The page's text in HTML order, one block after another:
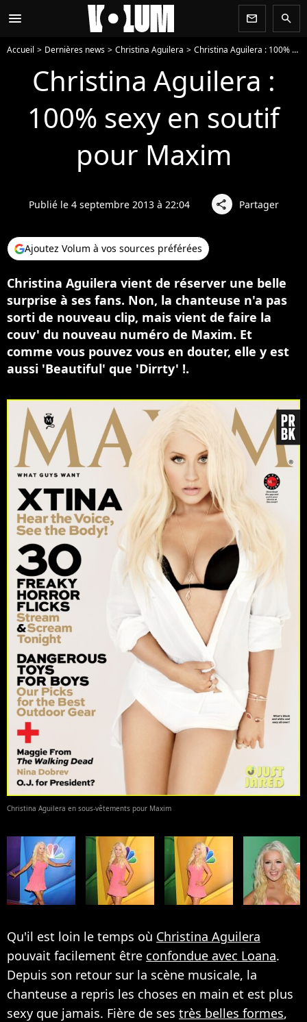
menu newsletter search
Accueil Dernières news Christina Aguilera Christina Aguilera : 100% sexy en soutif pour Maxim
Christina Aguilera :
100% sexy en soutif
pour Maxim
Publié le 4 septembre 2013 à 22:04 share Partager
Ajoutez Volum à vos sources préférées
Christina Aguilera vient de réserver une belle
surprise à ses fans. Non, la chanteuse n'a pas
sorti de nouveau clip, mais vient de faire la
couv' du nouveau numéro de Maxim. Et
comme vous pouvez vous en douter, elle y est
aussi 'Beautiful' que 'Dirrty' !.
Christina Aguilera en sous-vêtements pour Maxim
Qu'il est loin le temps où Christina Aguilera
pouvait facilement être confondue avec Loana.
Depuis son retour sur la scène musicale, la
chanteuse a repris les choses en main et est plus
sexy que jamais. Fière de ses très belles formes,